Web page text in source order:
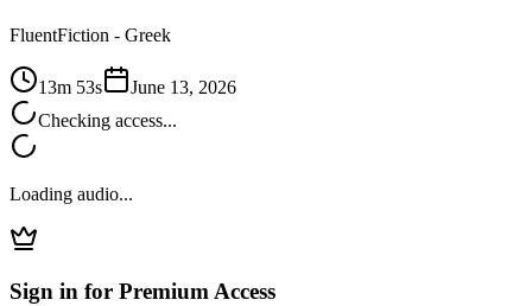
FluentFiction - Greek
13m 53s
June 13, 2026
Checking access...
Loading audio...
Sign in for Premium Access